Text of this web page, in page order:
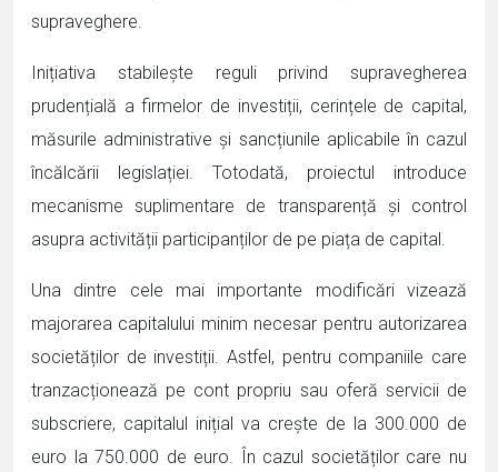
supraveghere.
Inițiativa stabilește reguli privind supravegherea
prudențială a firmelor de investiții, cerințele de capital,
măsurile administrative și sancțiunile aplicabile în cazul
încălcării legislației. Totodată, proiectul introduce
mecanisme suplimentare de transparență și control
asupra activității participanților de pe piața de capital.
Una dintre cele mai importante modificări vizează
majorarea capitalului minim necesar pentru autorizarea
societăților de investiții. Astfel, pentru companiile care
tranzacționează pe cont propriu sau oferă servicii de
subscriere, capitalul inițial va crește de la 300.000 de
euro la 750.000 de euro. În cazul societăților care nu